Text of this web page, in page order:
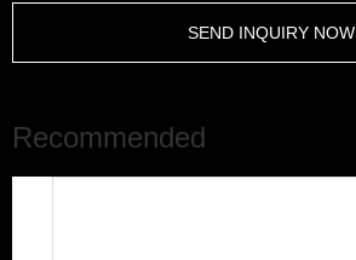
SEND INQUIRY NOW
Recommended